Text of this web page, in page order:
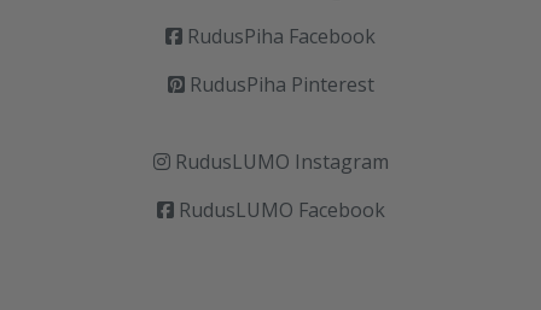
RudusPiha Facebook
RudusPiha Pinterest
RudusLUMO Instagram
RudusLUMO Facebook